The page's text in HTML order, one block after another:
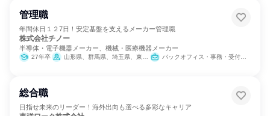
管理職
年間休日１２7日！安定基盤を支えるメーカー管理職
株式会社チノー
半導体・電子機器メーカー、機械・医療機器メーカー
27年卒 山形県、群馬県、埼玉県、東京都、愛知県、大阪府、福岡県 バックオフィス・事務・受付、経理/税務/財務、人事、総務、法務/知財、IT、広報/IR、製造・生産工程
総合職
目指せ未来のリーダー！海外出向も選べる多彩なキャリア